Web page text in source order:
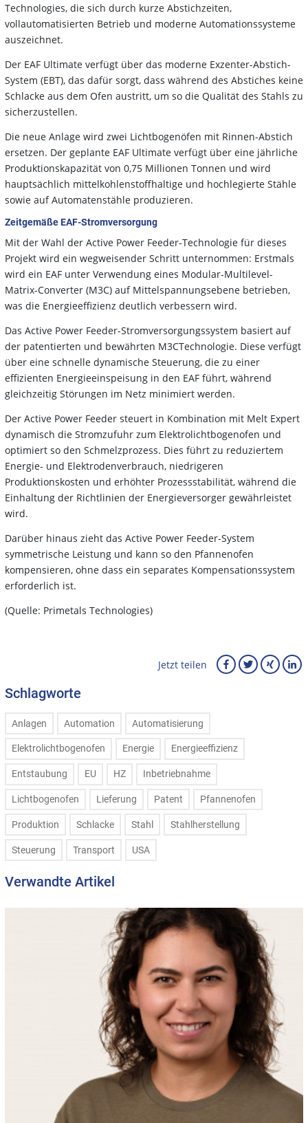
Technologies, die sich durch kurze Abstichzeiten,
vollautomatisierten Betrieb und moderne Automationssysteme
auszeichnet.
Der EAF Ultimate verfügt über das moderne Exzenter-Abstich-
System (EBT), das dafür sorgt, dass während des Abstiches keine
Schlacke aus dem Ofen austritt, um so die Qualität des Stahls zu
sicherzustellen.
Die neue Anlage wird zwei Lichtbogenöfen mit Rinnen-Abstich
ersetzen. Der geplante EAF Ultimate verfügt über eine jährliche
Produktionskapazität von 0,75 Millionen Tonnen und wird
hauptsächlich mittelkohlenstoffhaltige und hochlegierte Stähle
sowie auf Automatenstähle produzieren.
Zeitgemäße EAF-Stromversorgung
Mit der Wahl der Active Power Feeder-Technologie für dieses
Projekt wird ein wegweisender Schritt unternommen: Erstmals
wird ein EAF unter Verwendung eines Modular-Multilevel-
Matrix-Converter (M3C) auf Mittelspannungsebene betrieben,
was die Energieeffizienz deutlich verbessern wird.
Das Active Power Feeder-Stromversorgungssystem basiert auf
der patentierten und bewährten M3CTechnologie. Diese verfügt
über eine schnelle dynamische Steuerung, die zu einer
effizienten Energieeinspeisung in den EAF führt, während
gleichzeitig Störungen im Netz minimiert werden.
Der Active Power Feeder steuert in Kombination mit Melt Expert
dynamisch die Stromzufuhr zum Elektrolichtbogenofen und
optimiert so den Schmelzprozess. Dies führt zu reduziertem
Energie- und Elektrodenverbrauch, niedrigeren
Produktionskosten und erhöhter Prozessstabilität, während die
Einhaltung der Richtlinien der Energieversorger gewährleistet
wird.
Darüber hinaus zieht das Active Power Feeder-System
symmetrische Leistung und kann so den Pfannenofen
kompensieren, ohne dass ein separates Kompensationssystem
erforderlich ist.
(Quelle: Primetals Technologies)
Jetzt teilen
Schlagworte
Anlagen Automation Automatisierung
Elektrolichtbogenofen Energie Energieeffizienz
Entstaubung EU HZ Inbetriebnahme
Lichtbogenofen Lieferung Patent Pfannenofen
Produktion Schlacke Stahl Stahlherstellung
Steuerung Transport USA
Verwandte Artikel